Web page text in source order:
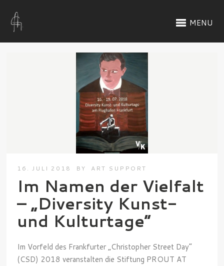
MENU
16. JULI 2018 BY ART SUPPORT
Im Namen der Vielfalt
– „Diversity Kunst-
und Kulturtage“
Im Vorfeld des Frankfurter „Christopher Street Day“
(CSD) 2018 veranstalten die Stiftung PROUT AT